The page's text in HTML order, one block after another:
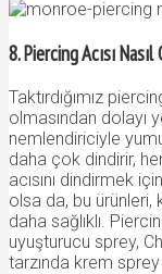
8. Piercing Acısı Nasıl
Taktırdığımız
olmasından dolayı
nemlendiriciyle
daha çok dindirir,
acısını dindirmek
olsa da, bu ürünleri,
daha sağlıklı.
uyuşturucu sprey,
tarzında krem